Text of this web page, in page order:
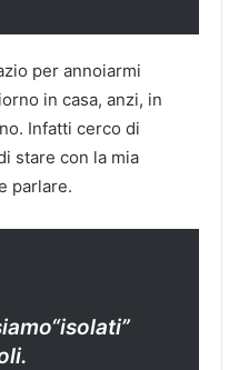
per annoiarmi
in casa, anzi, in
Infatti cerco di
stare con la mia
parlare.